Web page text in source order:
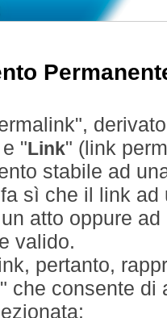
" Link" (link
stabile ad
sì che il link
atto oppure
valido.
pertanto,
che consente